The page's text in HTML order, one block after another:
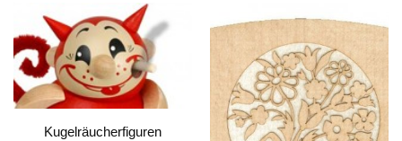
Kugelräucherfiguren